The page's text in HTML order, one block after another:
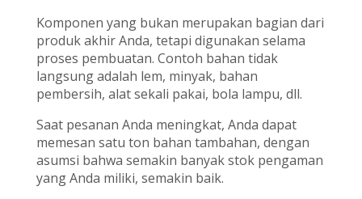
Komponen yang bukan merupakan bagian dari
produk akhir Anda, tetapi digunakan selama
proses pembuatan. Contoh bahan tidak
langsung adalah lem, minyak, bahan
pembersih, alat sekali pakai, bola lampu, dll.
Saat pesanan Anda meningkat, Anda dapat
memesan satu ton bahan tambahan, dengan
asumsi bahwa semakin banyak stok pengaman
yang Anda miliki, semakin baik.